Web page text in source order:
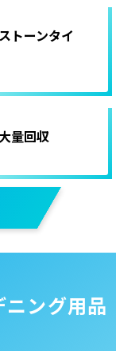
トーンタイ
量回収
ング用品